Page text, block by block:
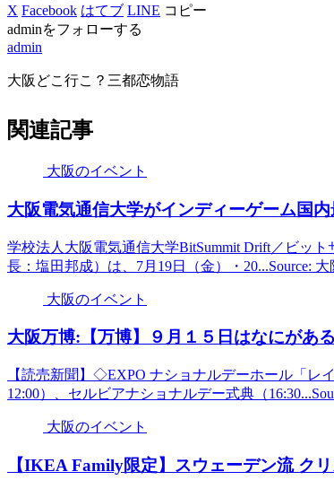
X Facebook はてブ LINE コピー
adminをフォローする
admin
大阪どこ行こ？三都恋物語
関連記事
大阪のイベント
大阪電気通信大学がインディーゲーム国
学校法人大阪電気通信大学BitSummit Drift／ビッ
長：塩田邦成）は、7月19日（金）・20...Source:
大阪のイベント
大阪万博:【万博】９月１５日はなにがあ
【読売新聞】◇EXPO ナショナルデーホール「レ
12:00）、セルビアナショナルデー式典（
大阪のイベント
【IKEA Family限定】スウェーデン流 ク